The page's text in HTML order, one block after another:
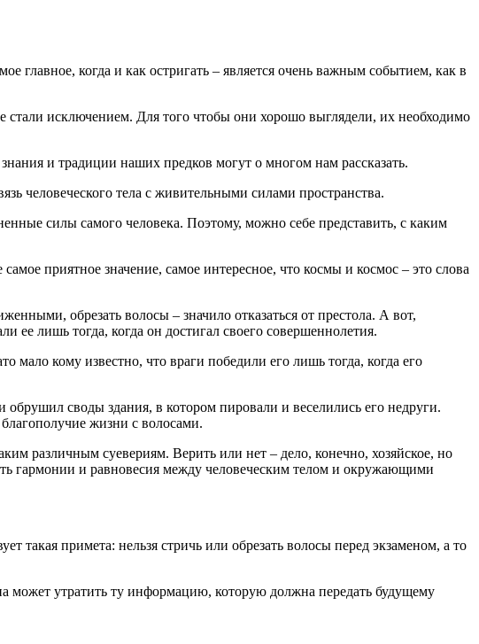
главное, когда и как остригать – является очень важным событием, как в
стали исключением. Для того чтобы они хорошо выглядели, их необходимо
и традиции наших предков могут о многом нам рассказать.
человеческого тела с живительными силами пространства.
силы самого человека. Поэтому, можно себе представить, с каким
приятное значение, самое интересное, что космы и космос – это слова
обрезать волосы – значило отказаться от престола. А вот,
ее лишь тогда, когда он достигал своего совершеннолетия.
кому известно, что враги победили его лишь тогда, когда его
обрушил своды здания, в котором пировали и веселились его недруги.
жизни с волосами.
различным суевериям. Верить или нет – дело, конечно, хозяйское, но
гармонии и равновесия между человеческим телом и окружающими
такая примета: нельзя стричь или обрезать волосы перед экзаменом, а то
может утратить ту информацию, которую должна передать будущему